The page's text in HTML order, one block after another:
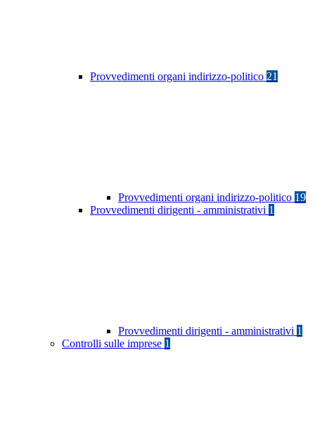
Provvedimenti organi indirizzo-politico 21
Provvedimenti organi indirizzo-politico 19
Provvedimenti dirigenti - amministrativi 1
Provvedimenti dirigenti - amministrativi 1
Controlli sulle imprese 1